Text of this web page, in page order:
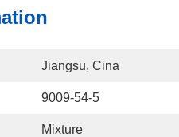
Jiangsu, Cina
9009-54-5
Mixture